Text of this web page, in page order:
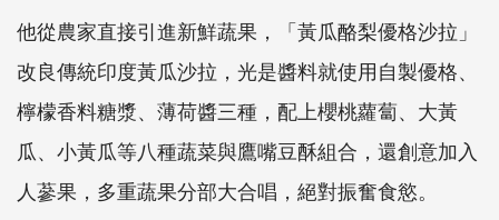
他從農家直接引進新鮮蔬果，「黃瓜酪梨優格沙拉」
改良傳統印度黃瓜沙拉，光是醬料就使用自製優格、
檸檬香料糖漿、薄荷醬三種，配上櫻桃蘿蔔、大黃
瓜、小黃瓜等八種蔬菜與鷹嘴豆酥組合，還創意加入
人蔘果，多重蔬果分部大合唱，絕對振奮食慾。